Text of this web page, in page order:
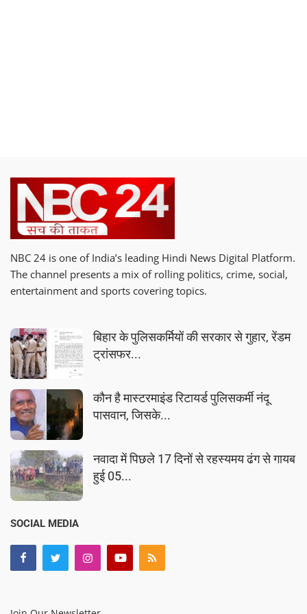
NBC 24 is one of India’s leading Hindi News Digital Platform.
The channel presents a mix of rolling politics, crime, social,
entertainment and sports covering topics.
बिहार के पुलिसकर्मियों की सरकार से गुहार, रेंडम
ट्रांसफर...
कौन है मास्टरमाइंड रिटायर्ड पुलिसकर्मी नंदू
पासवान, जिसके...
नवादा में पिछले 17 दिनों से रहस्यमय ढंग से गायब
हुई 05...
SOCIAL MEDIA